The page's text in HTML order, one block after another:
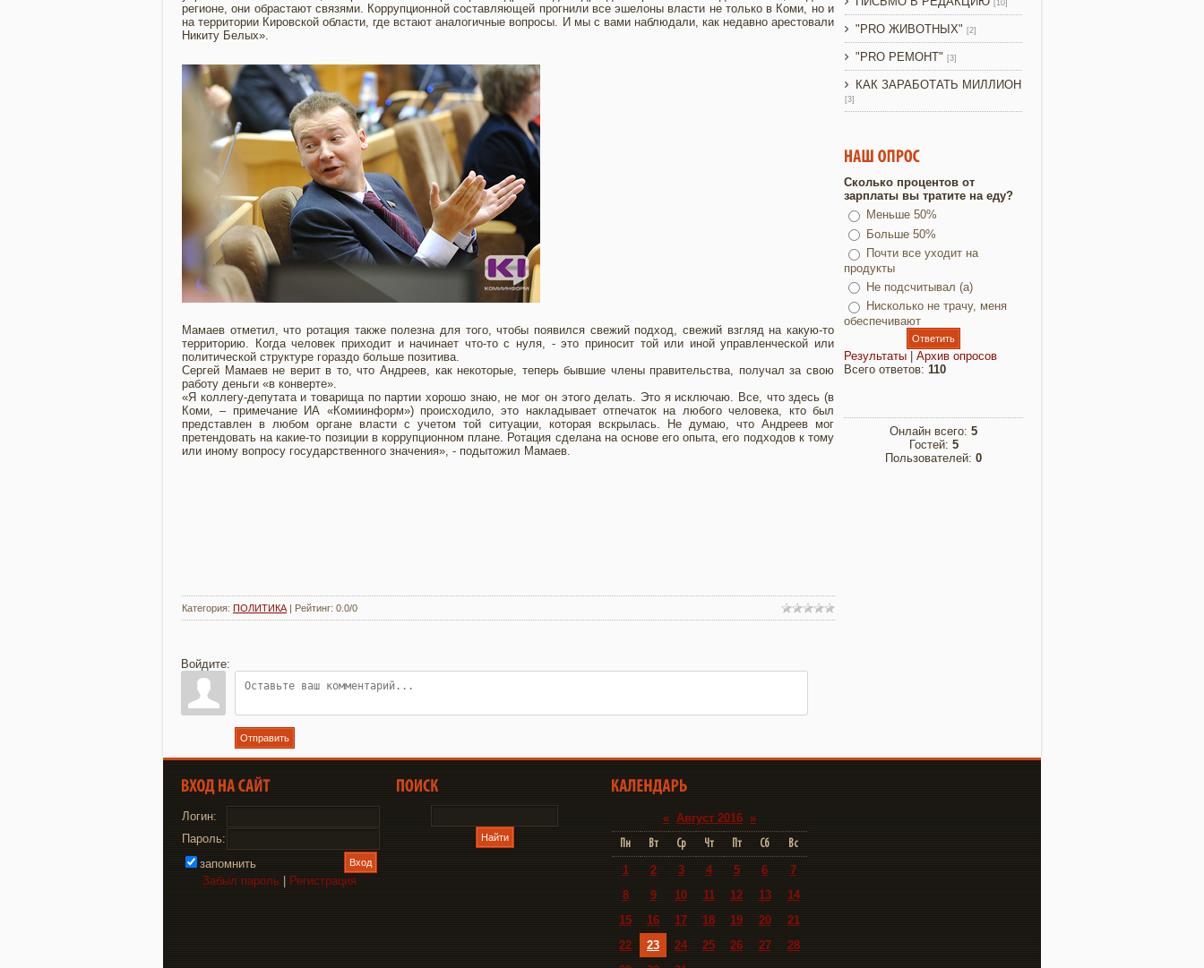
регионе, они обрастают связями. Коррупционной составляющей прогнили все эшелоны власти не только в Коми, но и
на территории Кировской области, где встают аналогичные вопросы. И мы с вами наблюдали, как недавно арестовали
Никиту Белых».
Мамаев отметил, что ротация также полезна для того, чтобы появился свежий подход, свежий взгляд на какую-то
территорию. Когда человек приходит и начинает что-то с нуля, - это приносит той или иной управленческой или
политической структуре гораздо больше позитива.
Сергей Мамаев не верит в то, что Андреев, как некоторые, теперь бывшие члены правительства, получал за свою
работу деньги «в конверте».
«Я коллегу-депутата и товарища по партии хорошо знаю, не мог он этого делать. Это я исключаю. Все, что здесь (в
Коми, – примечание ИА «Комиинформ») происходило, это накладывает отпечаток на любого человека, кто был
представлен в любом органе власти с учетом той ситуации, которая вскрылась. Не думаю, что Андреев мог
претендовать на какие-то позиции в коррупционном плане. Ротация сделана на основе его опыта, его подходов к тому
или иному вопросу государственного значения», - подытожил Мамаев.
Категория: ПОЛИТИКА | Рейтинг: 0.0/0
Войдите:
Отправить
[10]
"PRO ЖИВОТНЫХ" [2]
"PRO РЕМОНТ" [3]
КАК ЗАРАБОТАТЬ МИЛЛИОН
[3]
Сколько процентов от
зарплаты вы тратите на еду?
Меньше 50%
Больше 50%
Почти все уходит на
продукты
Не подсчитывал (а)
Нисколько не трачу, меня
обеспечивают
Результаты
Архив опросов
Всего ответов: 110
Онлайн всего: 5
Гостей: 5
Пользователей: 0
Логин:
Пароль:
запомнить
Забыл пароль
Регистрация
« Август 2016 »
Пн
Вт Ср Чт Пт Сб
Вс
1
2 3 4 5 6
7
8
9 10 11 12 13
14
15
16 17 18 19 20
21
22
23 24 25 26 27
28